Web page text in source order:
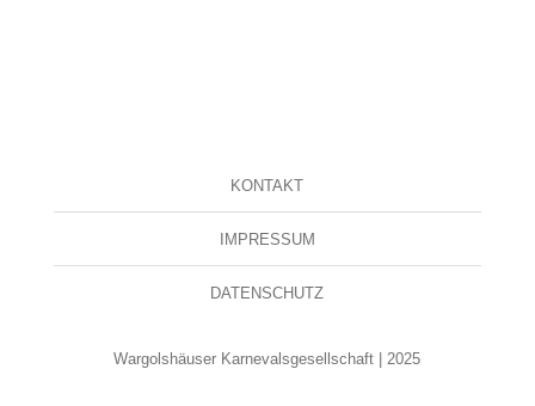
KONTAKT
IMPRESSUM
DATENSCHUTZ
Wargolshäuser Karnevalsgesellschaft | 2025